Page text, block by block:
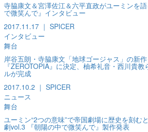
寺脇康文＆宮澤佐江＆六平直政がユーミンを
で微笑んで』インタビュー
2017.11.17 ｜ SPICER
インタビュー
舞台
岸谷五朗・寺脇康文「地球ゴージャス」の新
『ZEROTOPIA』に決定、柚希礼音・西川貴
ルが完成
2017.10.2 ｜ SPICER
ニュース
舞台
ユーミン“2つの意味”で帝国劇場に歴史を刻む
劇vol.3 『朝陽の中で微笑んで』製作発表